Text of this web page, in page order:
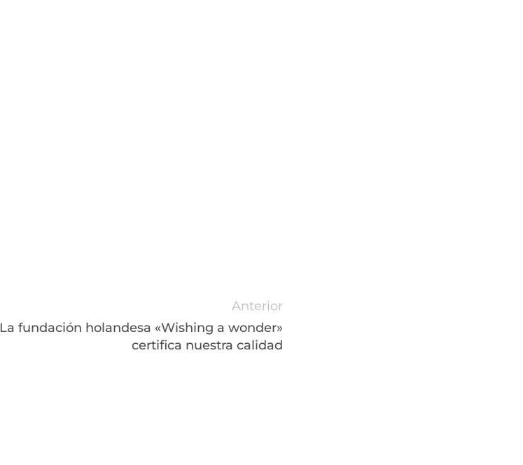
Anterior
La fundación holandesa «Wishing a wonder»
certifica nuestra calidad